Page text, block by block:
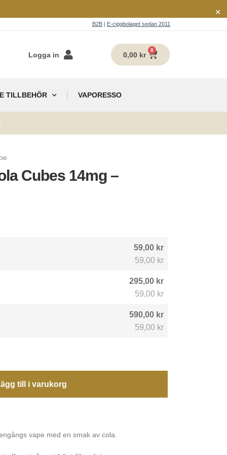
×
B2B | E-ciggbolaget sedan 2011
Logga in 0,00 kr
0
TILLBEHÖR VAPORESSO
Cubes 14mg –
59,00 kr
59,00 kr
295,00 kr
59,00 kr
590,00 kr
59,00 kr
till i varukorg
vape med en smak av cola.